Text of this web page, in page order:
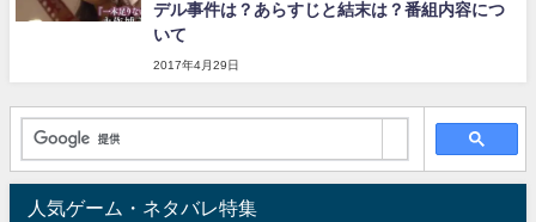
デル事件は？あらすじと結末は？番組内容につ
いて
2017年4月29日
人気ゲーム・ネタバレ特集